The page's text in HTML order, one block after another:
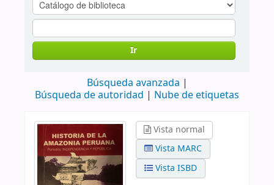
Ir
Búsqueda avanzada
Búsqueda de autoridad
Nube de etiquetas
Vista normal
Vista MARC
Vista ISBD